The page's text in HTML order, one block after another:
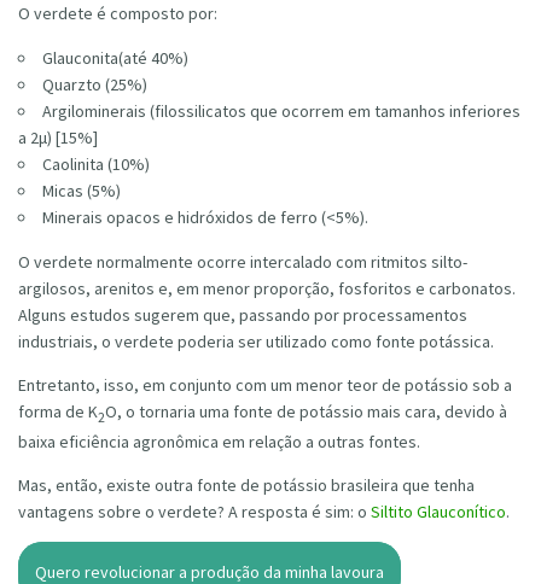
O verdete é composto por:
Glauconita(até 40%)
Quarzto (25%)
Argilominerais (filossilicatos que ocorrem em tamanhos inferiores
a 2μ) [15%]
Caolinita (10%)
Micas (5%)
Minerais opacos e hidróxidos de ferro (<5%).
O verdete normalmente ocorre intercalado com ritmitos silto-
argilosos, arenitos e, em menor proporção, fosforitos e carbonatos.
Alguns estudos sugerem que, passando por processamentos
industriais, o verdete poderia ser utilizado como fonte potássica.
Entretanto, isso, em conjunto com um menor teor de potássio sob a
forma de K2O, o tornaria uma fonte de potássio mais cara, devido à
baixa eficiência agronômica em relação a outras fontes.
Mas, então, existe outra fonte de potássio brasileira que tenha
vantagens sobre o verdete? A resposta é sim: o Siltito Glauconítico.
Quero revolucionar a produção da minha lavoura